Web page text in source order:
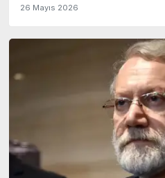
26 Mayıs 2026